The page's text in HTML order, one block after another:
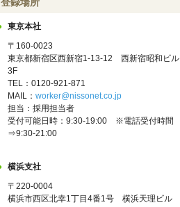
東京本社
〒160-0023
東京都新宿区西新宿1-13-12 西新宿昭和ビル
3F
TEL：0120-921-871
MAIL： worker@nissonet.co.jp
担当：採用担当者
受付可能日時：9:30-19:00 ※電話受付時間
⇒9:30-21:00
横浜支社
〒220-0004
横浜市西区北幸1丁目4番1号 横浜天理ビル